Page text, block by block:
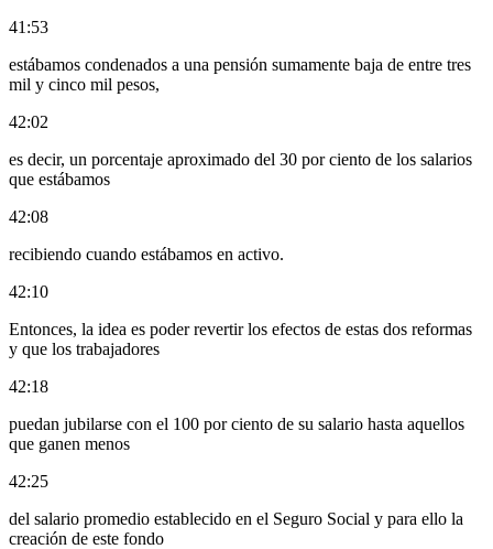
41:53
estábamos condenados a una pensión sumamente baja de entre tres
mil y cinco mil pesos,
42:02
es decir, un porcentaje aproximado del 30 por ciento de los salarios
que estábamos
42:08
recibiendo cuando estábamos en activo.
42:10
Entonces, la idea es poder revertir los efectos de estas dos reformas
y que los trabajadores
42:18
puedan jubilarse con el 100 por ciento de su salario hasta aquellos
que ganen menos
42:25
del salario promedio establecido en el Seguro Social y para ello la
creación de este fondo